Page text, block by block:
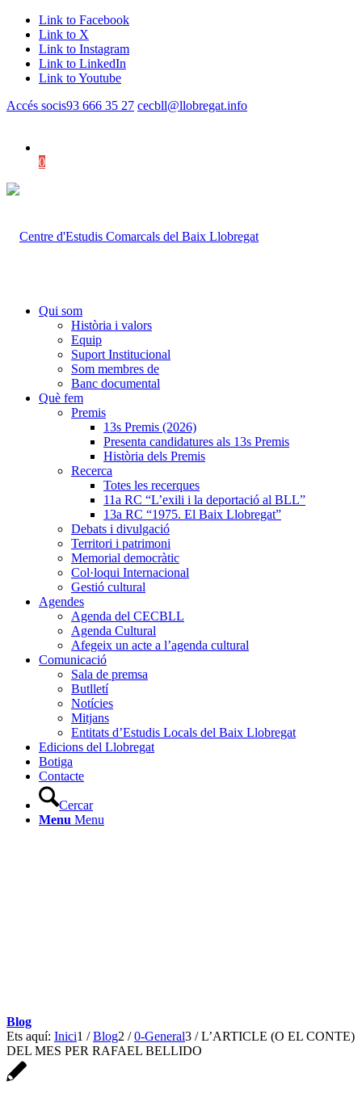
Link to Facebook
Link to X
Link to Instagram
Link to LinkedIn
Link to Youtube
Accés socis93 666 35 27 cecbll@llobregat.info
0
Qui som
Història i valors
Equip
Suport Institucional
Som membres de
Banc documental
Què fem
Premis
13s Premis (2026)
Presenta candidatures als 13s Premis
Història dels Premis
Recerca
Totes les recerques
11a RC “L’exili i la deportació al BLL”
13a RC “1975. El Baix Llobregat”
Debats i divulgació
Territori i patrimoni
Memorial democràtic
Col·loqui Internacional
Gestió cultural
Agendes
Agenda del CECBLL
Agenda Cultural
Afegeix un acte a l’agenda cultural
Comunicació
Sala de premsa
Butlletí
Notícies
Mitjans
Entitats d’Estudis Locals del Baix Llobregat
Edicions del Llobregat
Botiga
Contacte
Cercar
Menu Menu
Blog
Ets aquí: Inici1 / Blog2 / 0-General3 / L’ARTICLE (O EL CONTE)
DEL MES PER RAFAEL BELLIDO